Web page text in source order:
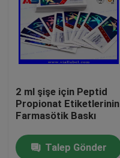
2 ml şişe için Peptid
Propionat Etiketlerinin
Farmasötik Baskı
Talep Gönder